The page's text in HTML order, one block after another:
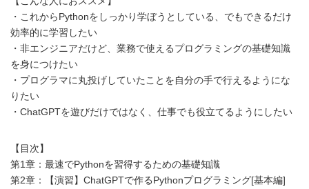
・これからPythonをしっかり学ぼうとしている、でもできるだけ
効率的に学習したい
・非エンジニアだけど、業務で使えるプログラミングの基礎知識
を身につけたい
・プログラマに丸投げしていたことを自分の手で行えるようにな
りたい
・ChatGPTを遊びだけではなく、仕事でも役立てるようにしたい
【目次】
第1章：最速でPythonを習得するための基礎知識
第2章：【演習】ChatGPTで作るPythonプログラミング[基本編]